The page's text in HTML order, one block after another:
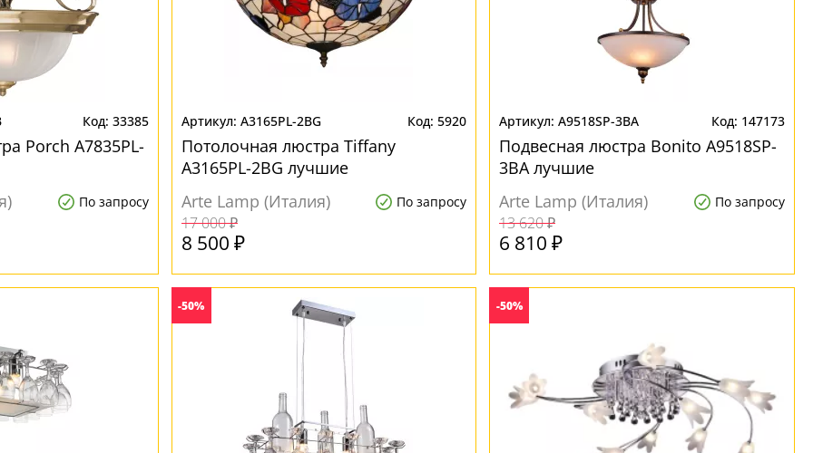
33385
Porch A7835PL-
По запросу
A3165PL-2BG 5920
Потолочная люстра Tiffany
A3165PL-2BG лучшие
Arte Lamp (Италия)
По запросу
17 000 ₽
8 500 ₽
A9518SP-3BA 147173
Подвесная люстра Bonito A9518SP-
3BA лучшие
Arte Lamp (Италия)
По запросу
13 620 ₽
6 810 ₽
-50% -50%